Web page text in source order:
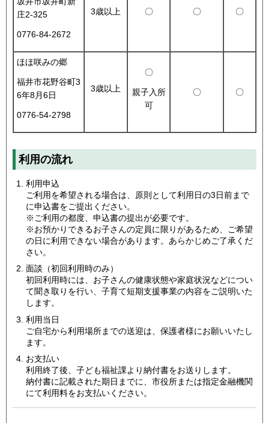
庄2-325
0776-84-2672
3歳以上 〇 〇 〇
ほほ咲みの郷
福井市花野谷町3
6年8月6日
0776-54-2798
3歳以上
〇
親子入所
可
〇 〇
利用の流れ
利用申込
ご利用を希望される場合は、原則として利用日の3日前まで
に申込書をご提出ください。
※ご利用の都度、申込書の提出が必要です。
※お預かりできるお子さんの定員に限りがあるため、ご希望
の日に利用できない場合があります。あらかじめご了承くだ
さい。
面談（初回利用時のみ）
初回利用時には、お子さんの健康状態や家庭状況などについ
て聞き取りを行い、子育て短期支援事業の内容をご説明いた
します。
利用当日
ご自宅から利用場所までの送迎は、保護者様にお願いいたし
ます。
お支払い
利用終了後、子ども福祉課より納付書をお送りします。
納付書に記載された期日までに、市役所または指定金融機関
にて利用料をお支払いください。